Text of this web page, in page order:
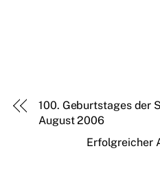
100. Geburtstages der
August 2006
Erfolgreicher